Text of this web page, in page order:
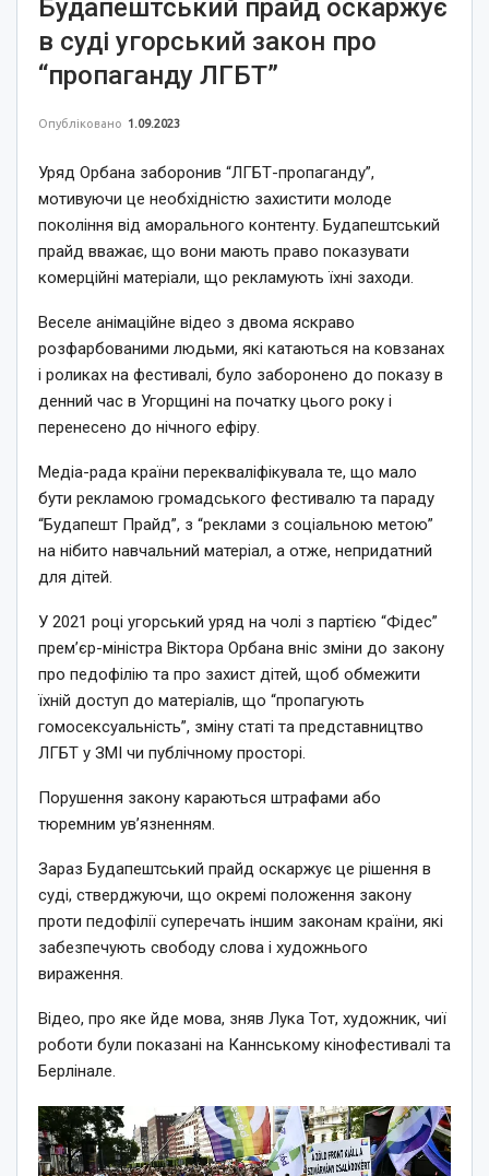
Будапештський прайд оскаржує
в суді угорський закон про
“пропаганду ЛГБТ”
Опубліковано 1.09.2023
Уряд Орбана заборонив “ЛГБТ-пропаганду”,
мотивуючи це необхідністю захистити молоде
покоління від аморального контенту. Будапештський
прайд вважає, що вони мають право показувати
комерційні матеріали, що рекламують їхні заходи.
Веселе анімаційне відео з двома яскраво
розфарбованими людьми, які катаються на ковзанах
і роликах на фестивалі, було заборонено до показу в
денний час в Угорщині на початку цього року і
перенесено до нічного ефіру.
Медіа-рада країни перекваліфікувала те, що мало
бути рекламою громадського фестивалю та параду
“Будапешт Прайд”, з “реклами з соціальною метою”
на нібито навчальний матеріал, а отже, непридатний
для дітей.
У 2021 році угорський уряд на чолі з партією “Фідес”
прем’єр-міністра Віктора Орбана вніс зміни до закону
про педофілію та про захист дітей, щоб обмежити
їхній доступ до матеріалів, що “пропагують
гомосексуальність”, зміну статі та представництво
ЛГБТ у ЗМІ чи публічному просторі.
Порушення закону караються штрафами або
тюремним ув’язненням.
Зараз Будапештський прайд оскаржує це рішення в
суді, стверджуючи, що окремі положення закону
проти педофілії суперечать іншим законам країни, які
забезпечують свободу слова і художнього
вираження.
Відео, про яке йде мова, зняв Лука Тот, художник, чиї
роботи були показані на Каннському кінофестивалі та
Берлінале.